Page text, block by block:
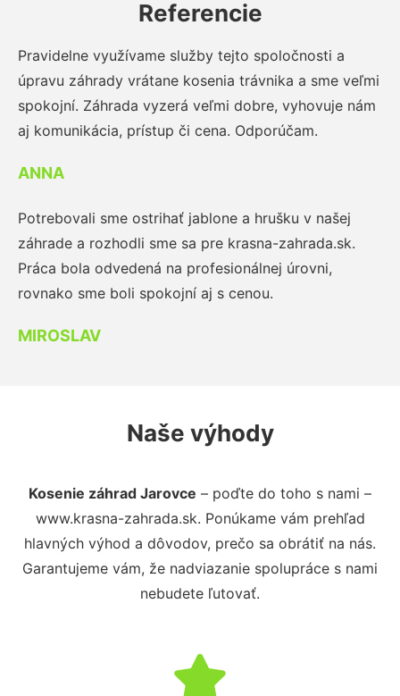
Referencie
Pravidelne využívame služby tejto spoločnosti a
úpravu záhrady vrátane kosenia trávnika a sme veľmi
spokojní. Záhrada vyzerá veľmi dobre, vyhovuje nám
aj komunikácia, prístup či cena. Odporúčam.
ANNA
Potrebovali sme ostrihať jablone a hrušku v našej
záhrade a rozhodli sme sa pre krasna-zahrada.sk.
Práca bola odvedená na profesionálnej úrovni,
rovnako sme boli spokojní aj s cenou.
MIROSLAV
Naše výhody
Kosenie záhrad Jarovce – poďte do toho s nami –
www.krasna-zahrada.sk. Ponúkame vám prehľad
hlavných výhod a dôvodov, prečo sa obrátiť na nás.
Garantujeme vám, že nadviazanie spolupráce s nami
nebudete ľutovať.